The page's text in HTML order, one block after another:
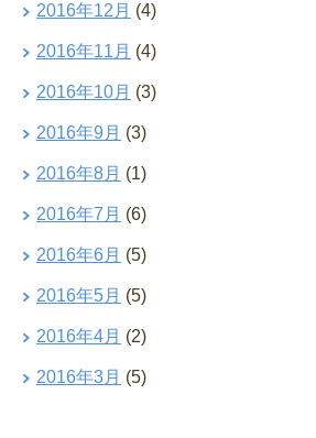
2016年12月 (4)
2016年11月 (4)
2016年10月 (3)
2016年9月 (3)
2016年8月 (1)
2016年7月 (6)
2016年6月 (5)
2016年5月 (5)
2016年4月 (2)
2016年3月 (5)